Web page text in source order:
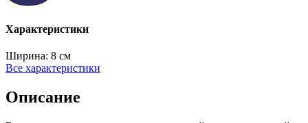
Характеристики
Ширина: 8 см
Все характеристики
Описание